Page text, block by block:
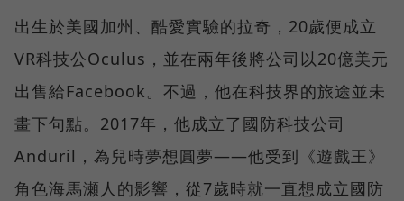
出生於美國加州、酷愛實驗的拉奇，20歲便成立
VR科技公Oculus，並在兩年後將公司以20億美元
出售給Facebook。不過，他在科技界的旅途並未
畫下句點。2017年，他成立了國防科技公司
Anduril，為兒時夢想圓夢——他受到《遊戲王》
角色海馬瀬人的影響，從7歲時就一直想成立國防